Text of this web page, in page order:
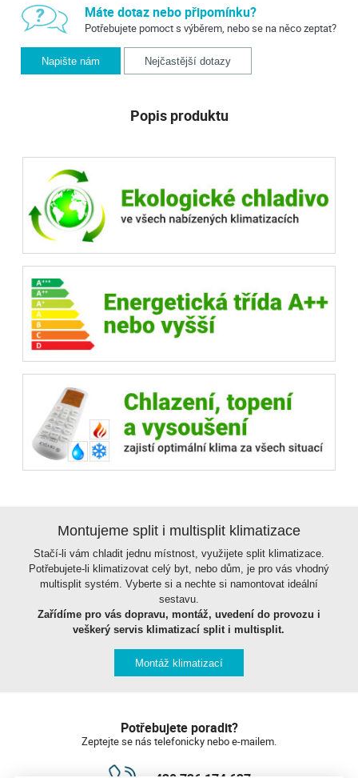
Máte dotaz nebo připomínku?
Potřebujete pomoct s výběrem, nebo se na něco zeptat?
Napište nám Nejčastější dotazy
Popis produktu
Montujeme split i multisplit klimatizace
Stačí-li vám chladit jednu místnost, využijete split klimatizace.
Potřebujete-li klimatizovat celý byt, nebo dům, je pro vás vhodný
multisplit systém. Vyberte si a nechte si namontovat ideální
sestavu.
Zařídíme pro vás dopravu, montáž, uvedení do provozu i
veškerý servis klimatizací split i multisplit.
Montáž klimatizací
Potřebujete poradit?
Zeptejte se nás telefonicky nebo e-mailem.